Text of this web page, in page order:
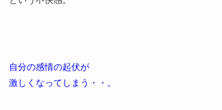
自分の感情の起伏が
激しくなってしまう・・。